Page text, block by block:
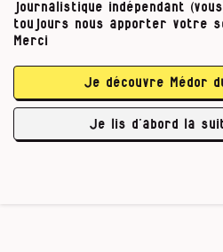
Chantal Balthazart, coordinatrice PLP : "
huit jours de congé, les gens sont partis.
journalistique indépendant
toujours nous apporter votre
Merci
Je découvre Médor
Je lis d’abord la